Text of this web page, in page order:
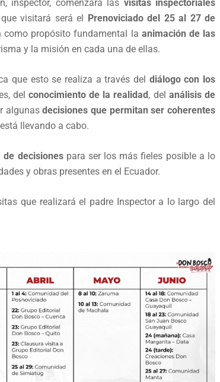
inspector, comenzará las visitas inspectoriales
visitará será el Prenoviciado del 25 al 27 de
como propósito fundamental la animación de las
y la misión en cada una de ellas.
que esto se realiza a través del diálogo con los
del conocimiento de la realidad, del análisis de
algunasdecisiones que permitan ser coherentes
llevando a cabo.
decisionespara ser los más fieles posible a lo
y obras presentes en el Ecuador.
que realizará el padre Inspector a lo largo del